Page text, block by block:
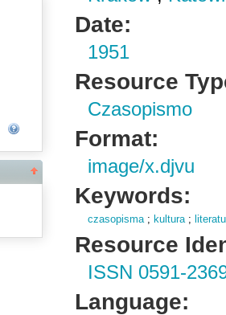
Date:
1951
Resource
Czasopismo
Format:
image/x.djvu
Keywords:
czasopisma; kultura;
Resource
ISSN 0591-
Language: